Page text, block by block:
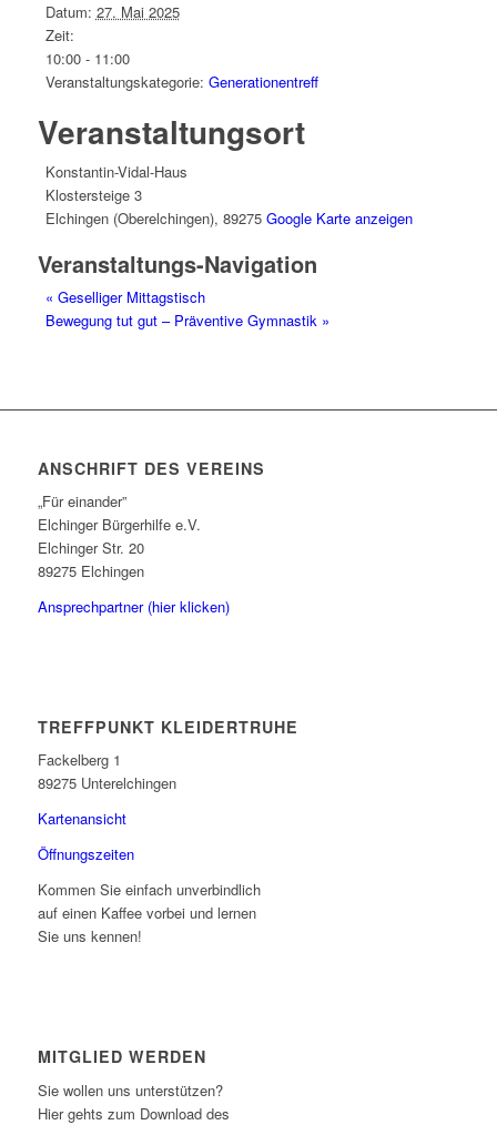
Datum: 27. Mai 2025
Zeit:
10:00 - 11:00
Veranstaltungskategorie: Generationentreff
Veranstaltungsort
Konstantin-Vidal-Haus
Klostersteige 3
Elchingen (Oberelchingen), 89275 Google Karte anzeigen
Veranstaltungs-Navigation
« Geselliger Mittagstisch
Bewegung tut gut – Präventive Gymnastik »
ANSCHRIFT DES VEREINS
„Für einander”
Elchinger Bürgerhilfe e.V.
Elchinger Str. 20
89275 Elchingen
Ansprechpartner (hier klicken)
TREFFPUNKT KLEIDERTRUHE
Fackelberg 1
89275 Unterelchingen
Kartenansicht
Öffnungszeiten
Kommen Sie einfach unverbindlich
auf einen Kaffee vorbei und lernen
Sie uns kennen!
MITGLIED WERDEN
Sie wollen uns unterstützen?
Hier gehts zum Download des